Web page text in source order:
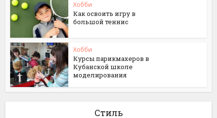
Хобби
Как освоить игру в
большой теннис
Хобби
Курсы парикмахеров в
Кубанской школе
моделирования
Стиль